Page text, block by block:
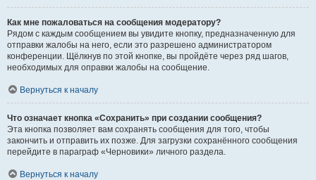
Как мне пожаловаться на сообщения модератору?
Рядом с каждым сообщением вы увидите кнопку, предназначенную для
отправки жалобы на него, если это разрешено администратором
конференции. Щёлкнув по этой кнопке, вы пройдёте через ряд шагов,
необходимых для оправки жалобы на сообщение.
Вернуться к началу
Что означает кнопка «Сохранить» при создании сообщения?
Эта кнопка позволяет вам сохранять сообщения для того, чтобы
закончить и отправить их позже. Для загрузки сохранённого сообщения
перейдите в параграф «Черновики» личного раздела.
Вернуться к началу